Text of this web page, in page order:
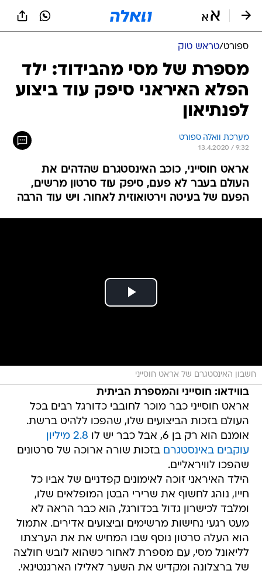
ספורט/טראש טוק
מספרת של מסי מהבידוד: ילד
הפלא האיראני סיפק עוד ביצוע
לפנתיאון
מערכת וואלה ספורט
13.4.2020 / 9:32
אראט חוסייני, כוכב האינסטגרם שהדהים את
העולם בעבר לא פעם, סיפק עוד סרטון מרשים,
הפעם של בעיטה וירטואוזית לאחור. ויש עוד הרבה
חשבון האינסטגרם של אראט חוסייני
בווידאו: חוסייני והמספרת הביתית
אראט חוסייני כבר מוכר לחובבי כדורגל רבים בכל
העולם בזכות הביצועים שלו, שהפכו ללהיט ברשת.
אומנם הוא רק בן 6, אבל כבר יש לו
2.8 מיליון
עוקבים באינסטגרם בזכות שורה ארוכה של סרטונים
שהפכו לוויראליים.
הילד האיראני זוכה לאימונים קפדניים של אביו כל
חייו, נוהג לחשוף את שרירי הבטן המופלאים שלו,
ומלבד לכישרון גדול בכדורגל, הוא כבר הראה לא
מעט רגעי נחישות מרשימים וביצועים אדירים. אתמול
הוא העלה סרטון נוסף שבו המחיש את את הערצתו
לליאונל מסי, עם מספרת לאחור כשהוא לובש חולצה
של ברצלונה ומקדיש את השער לאלילו הארגנטינאי.